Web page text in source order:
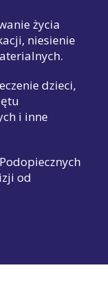
życia
niesienie
dzieci,
i inne
od